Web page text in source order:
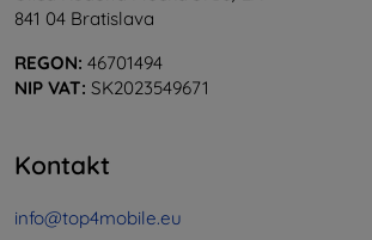
841 04 Bratislava
REGON: 46701494
NIP VAT: SK2023549671
Kontakt
info@top4mobile.eu